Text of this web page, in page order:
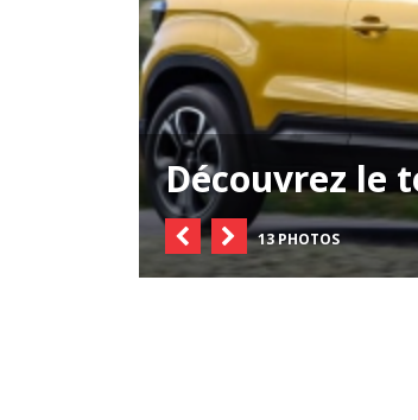
Découvrez le
13 PHOTOS